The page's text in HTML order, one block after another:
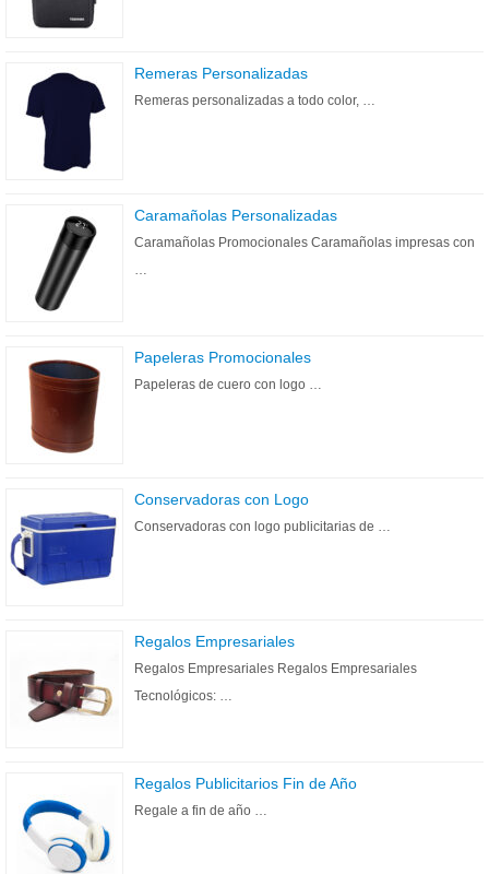
Remeras Personalizadas
Remeras personalizadas a todo color, …
Caramañolas Personalizadas
Caramañolas Promocionales Caramañolas impresas con
…
Papeleras Promocionales
Papeleras de cuero con logo …
Conservadoras con Logo
Conservadoras con logo publicitarias de …
Regalos Empresariales
Regalos Empresariales Regalos Empresariales
Tecnológicos: …
Regalos Publicitarios Fin de Año
Regale a fin de año …